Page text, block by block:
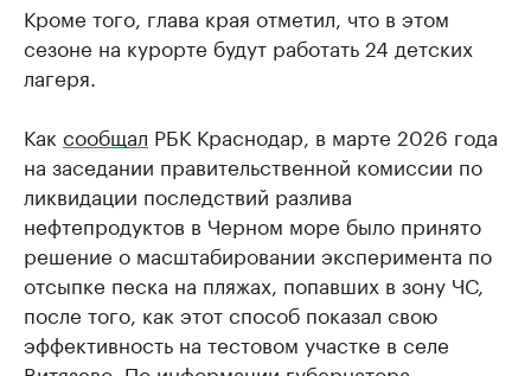
Кроме того, глава края отметил, что в этом
сезоне на курорте будут работать 24 детских
лагеря.
Как сообщал РБК Краснодар, в марте 2026 года
на заседании правительственной комиссии по
ликвидации последствий разлива
нефтепродуктов в Черном море было принято
решение о масштабировании эксперимента по
отсыпке песка на пляжах, попавших в зону ЧС,
после того, как этот способ показал свою
эффективность на тестовом участке в селе